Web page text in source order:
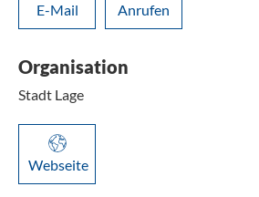
E-Mail Anrufen
Organisation
Stadt Lage
Webseite